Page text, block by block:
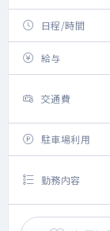
日程/時間
給与
交通費
駐車場利用
勤務内容